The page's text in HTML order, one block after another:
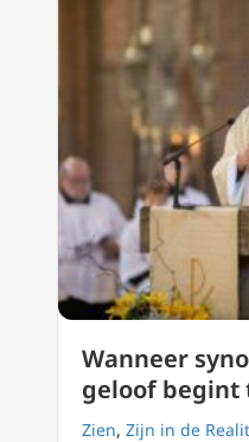
Wanneer
geloof
Zien, Zijn in de